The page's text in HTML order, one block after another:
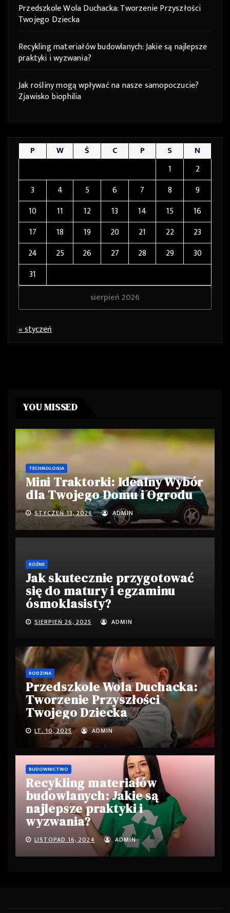
Przedszkole Wola Duchacka: Tworzenie Przyszłości
Twojego Dziecka
Recykling materiałów budowlanych: Jakie są najlepsze
praktyki i wyzwania?
Jak rośliny mogą wpływać na nasze samopoczucie?
Zjawisko biophilia
sierpień 2026
P W Ś C P S
N
1
2
3
4 5 6 7 8
9
10
11 12 13 14 15
16
17
18 19 20 21 22
23
24
25 26 27 28 29
30
31
« styczeń
YOU MISSED
TECHNOLOGIA
Mini Traktorki: Idealny Wybór
dla Twojego Domu i Ogrodu
STYCZEŃ 13, 2026 ADMIN
RÓŻNE
Jak skutecznie przygotować
się do matury i egzaminu
ósmoklasisty?
SIERPIEŃ 26, 2025 ADMIN
RODZINA
Przedszkole Wola Duchacka:
Tworzenie Przyszłości
Twojego Dziecka
LT. 10, 2025 ADMIN
BUDOWNICTWO
Recykling materiałów
budowlanych: Jakie są
najlepsze praktyki i
wyzwania?
LISTOPAD 16, 2024 ADMIN